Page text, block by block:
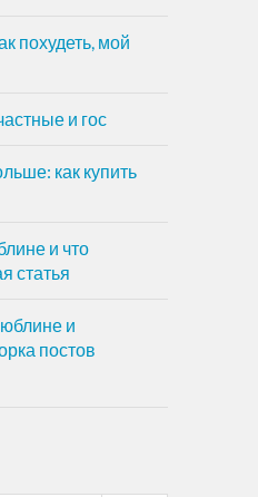
похудеть, мой
и гос
как купить
и что
статья
и
постов